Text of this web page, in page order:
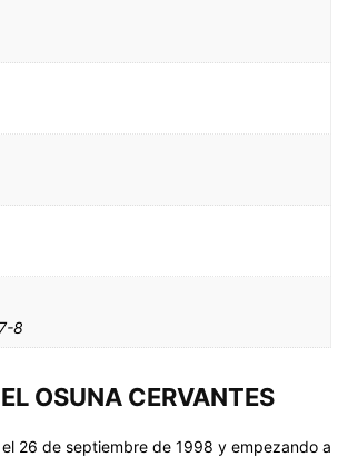
8
OSUNA CERVANTES
26 de septiembre de 1998 y empezando a